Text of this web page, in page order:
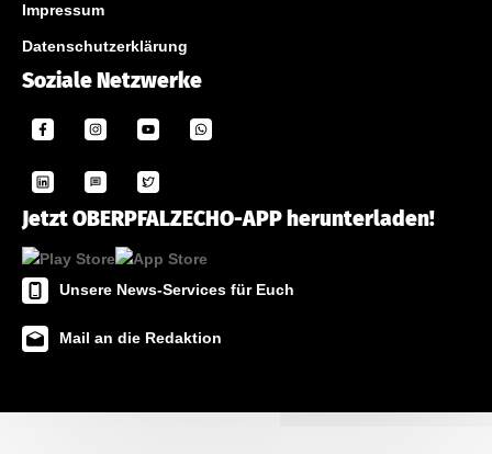
Impressum
Datenschutzerklärung
Soziale Netzwerke
Jetzt OBERPFALZECHO-APP herunterladen!
Unsere News-Services für Euch
Mail an die Redaktion